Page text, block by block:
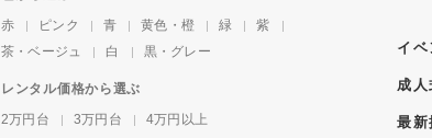
赤
ピンク 青 黄色・橙 緑
紫
茶・ベージュ
白 黒・グレー
レンタル価格から選ぶ
2万円台
3万円台 4万円以上
イ
成
最